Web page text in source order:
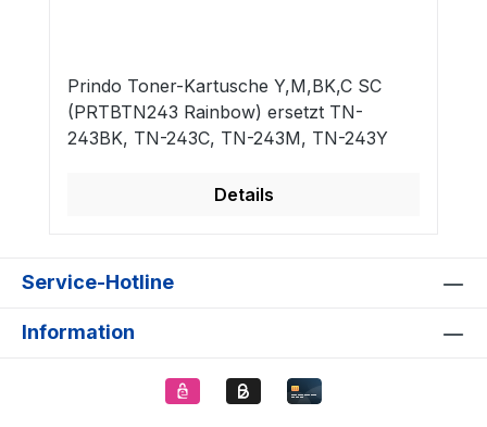
Prindo Toner-Kartusche Y,M,BK,C SC
(PRTBTN243 Rainbow) ersetzt TN-
243BK, TN-243C, TN-243M, TN-243Y
Details
Service-Hotline
Information